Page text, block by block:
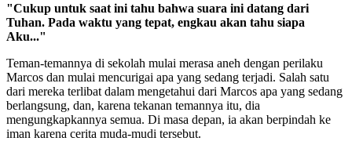
"Cukup untuk saat ini tahu bahwa suara ini datang dari
Tuhan. Pada waktu yang tepat, engkau akan tahu siapa
Aku..."
Teman-temannya di sekolah mulai merasa aneh dengan perilaku
Marcos dan mulai mencurigai apa yang sedang terjadi. Salah satu
dari mereka terlibat dalam mengetahui dari Marcos apa yang sedang
berlangsung, dan, karena tekanan temannya itu, dia
mengungkapkannya semua. Di masa depan, ia akan berpindah ke
iman karena cerita muda-mudi tersebut.